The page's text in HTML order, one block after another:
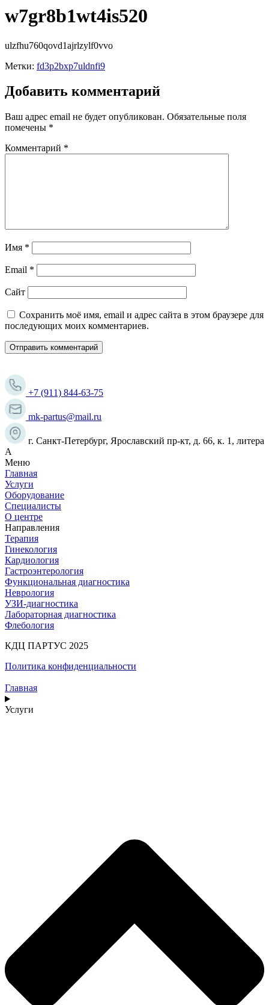
w7gr8b1wt4is520
ulzfhu760qovd1ajrlzylf0vvo
Метки: fd3p2bxp7uldnfi9
Добавить комментарий
Ваш адрес email не будет опубликован. Обязательные поля
помечены *
Комментарий *
Имя *
Email *
Сайт
Сохранить моё имя, email и адрес сайта в этом браузере для
последующих моих комментариев.
+7 (911) 844-63-75
mk-partus@mail.ru
г. Санкт-Петербург, Ярославский пр-кт, д. 66, к. 1, литера
А
Меню
Главная
Услуги
Оборудование
Специалисты
О центре
Направления
Терапия
Гинекология
Кардиология
Гастроэнтерология
Функциональная диагностика
Неврология
УЗИ-диагностика
Лабораторная диагностика
Флебология
КДЦ ПАРТУС 2025
Политика конфиденциальности
Главная
Услуги